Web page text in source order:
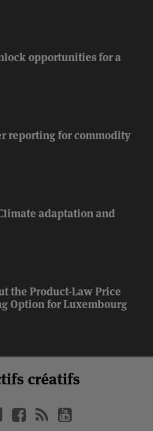
opportunities for a
reporting for commodity
adaptation and
the Product-Law Price
Option for Luxembourg
créatifs